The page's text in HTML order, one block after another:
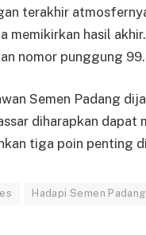
terakhir
memikirkan hasil
nomor punggung 99.
Semen Padang
diharapkan dapat
tiga poin penting
Hadapi Semen Padang